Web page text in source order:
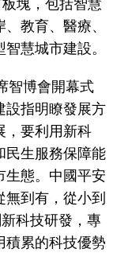
塊，包括智慧
教育、醫療、
慧城市建設。
博會開幕式
設指明瞭發展方
，要利用新科
民生服務保障能
生態。中國平安
到有，從小到
科技研發，專
積累的科技優勢